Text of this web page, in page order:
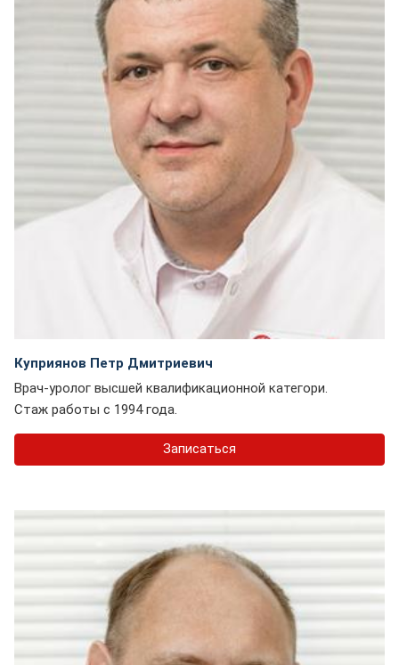
Куприянов Петр Дмитриевич
Врач-уролог высшей квалификационной категори.
Стаж работы с 1994 года.
Записаться